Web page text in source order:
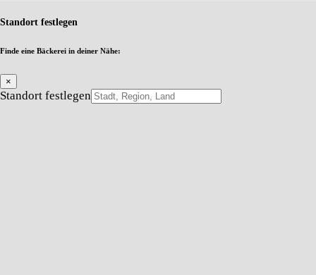
Standort festlegen
Finde eine Bäckerei in deiner Nähe:
×
Standort festlegen